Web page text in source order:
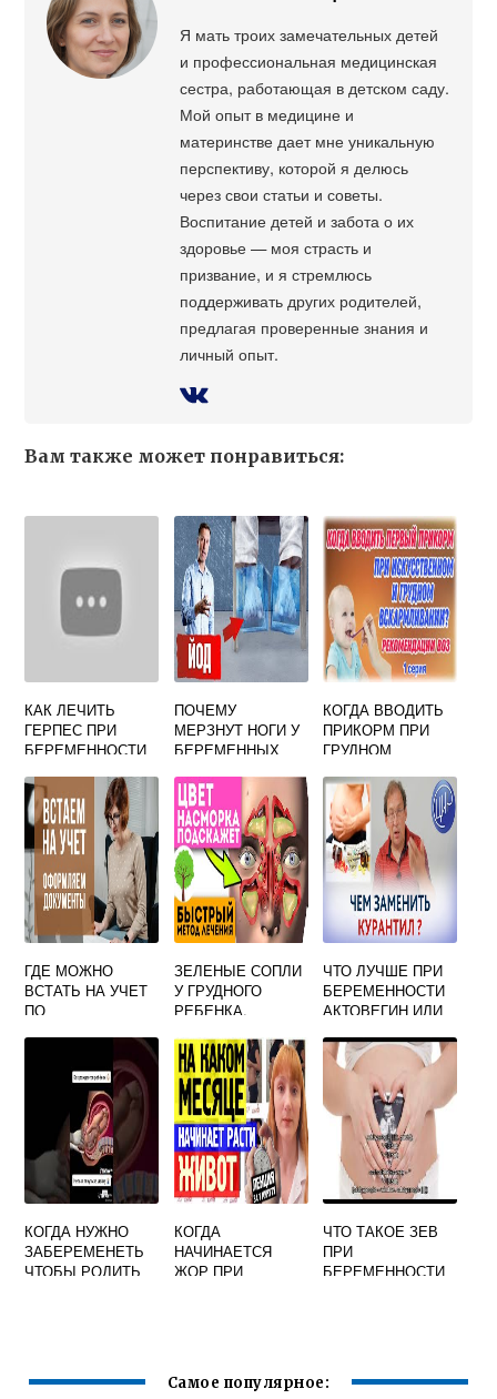
Я мать троих замечательных детей
и профессиональная медицинская
сестра, работающая в детском саду.
Мой опыт в медицине и
материнстве дает мне уникальную
перспективу, которой я делюсь
через свои статьи и советы.
Воспитание детей и забота о их
здоровье — моя страсть и
призвание, и я стремлюсь
поддерживать других родителей,
предлагая проверенные знания и
личный опыт.
Вам также может понравиться:
КАК ЛЕЧИТЬ
ГЕРПЕС ПРИ
БЕРЕМЕННОСТИ
ГУБЕ
ПОЧЕМУ
МЕРЗНУТ НОГИ У
БЕРЕМЕННЫХ
КОГДА ВВОДИТЬ
ПРИКОРМ ПРИ
ГРУДНОМ
ФОРУМ
ГДЕ МОЖНО
ВСТАТЬ НА УЧЕТ
ПО
ЗЕЛЕНЫЕ СОПЛИ
У ГРУДНОГО
РЕБЕНКА.
ПОЯВЛЕНИЯ
СОПЛЕЙ, КАК
ЛЕЧИТЬ
ЧТО ЛУЧШЕ ПРИ
БЕРЕМЕННОСТИ
АКТОВЕГИН ИЛИ
КОГДА НУЖНО
ЗАБЕРЕМЕНЕТЬ
ЧТОБЫ РОДИТЬ
КОГДА
НАЧИНАЕТСЯ
ЖОР ПРИ
ЧТО ТАКОЕ ЗЕВ
ПРИ
БЕРЕМЕННОСТИ
Самое популярное: